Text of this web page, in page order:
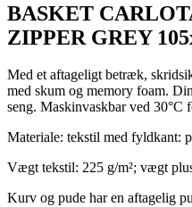
BASKET
ZIPPER GREY
Med et aftageligt betræk,
med skum og memory foam.
seng. Maskinvaskbar ved 30°C
Materiale: tekstil med fyldkant:
Vægt tekstil: 225 g/m²; vægt
Kurv og pude har en aftagelig